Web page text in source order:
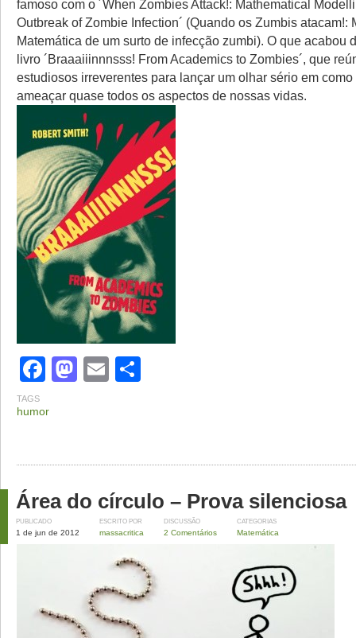
famoso com o ´When Zombies Attack!: Mathematical
Outbreak of Zombie Infection´ (Quando os Zumbis atacam!:
Matemática de um surto de infecção zumbi). O que acabou
livro ´Braaaiiinnnsss! From Academics to Zombies´, que
estudiosos irreverentes para lançar um olhar sério em
ameaçar quase todos os aspectos de nossas vidas.
Facebook
Mastodon
Email
TAGS
humor
Área do círculo – Prova silenciosa
PUBLICADO
1 de jun de 2012
ESCRITO POR
massacritica
DISCUSSÃO
2 Comentários
CATEGORIAS
Matemática